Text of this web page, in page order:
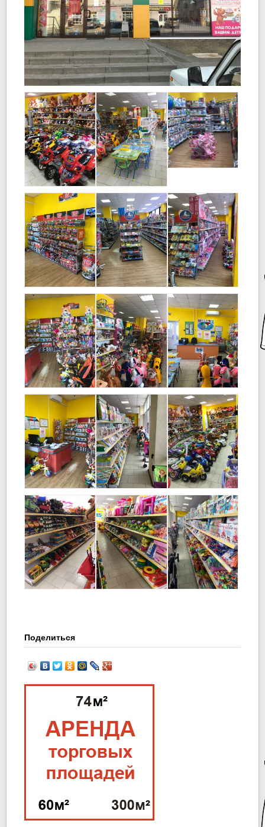
Поделиться